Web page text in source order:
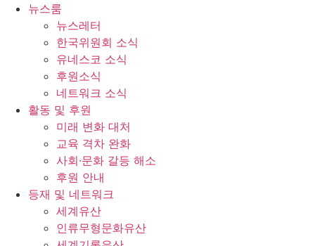
뉴스룸
뉴스레터
한국위원회 소식
유네스코 소식
후원소식
네트워크 소식
활동 및 후원
미래 변화 대처
교육 격차 완화
사회∙문화 갈등 해소
후원 안내
등재 및 네트워크
세계유산
인류무형문화유산